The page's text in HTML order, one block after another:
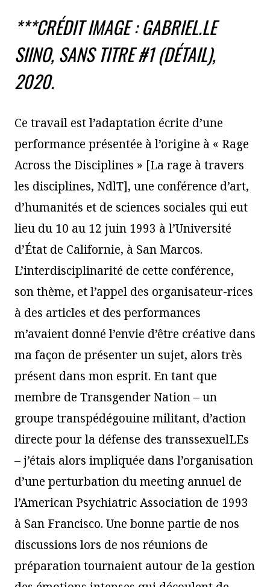
***CRÉDIT IMAGE : GABRIEL.LE
SIINO, SANS TITRE #1(DÉTAIL),
2020.
Ce travail est l’adaptation écrite d’une
performance présentée à l’origine à « Rage
Across the Disciplines » [La rage à travers
les disciplines, NdlT], une conférence d’art,
d’humanités et de sciences sociales qui eut
lieu du 10 au 12 juin 1993 à l’Université
d’État de Californie, à San Marcos.
L’interdisciplinarité de cette conférence,
son thème, et l’appel des organisateur-rices
à des articles et des performances
m’avaient donné l’envie d’être créative dans
ma façon de présenter un sujet, alors très
présent dans mon esprit. En tant que
membre de Transgender Nation – un
groupe transpédégouine militant, d’action
directe pour la défense des transsexuelLEs
– j’étais alors impliquée dans l’organisation
d’une perturbation du meeting annuel de
l’American Psychiatric Association de 1993
à San Francisco. Une bonne partie de nos
discussions lors de nos réunions de
préparation tournaient autour de la gestion